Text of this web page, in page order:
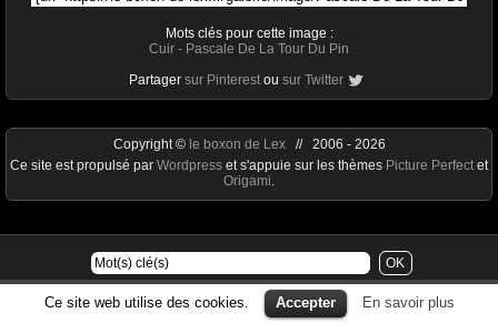
Mots clés pour cette image :
Cuir - Pascale De La Tour Du Pin
Partager sur Pinterest ou sur Twitter
Ce site web utilise des cookies. Accepter En savoir plus
Copyright © le boxon de Lex// 2006 - 2026
Ce site est propulsé par Wordpress et s'appuie sur les thèmes Picture Perfect et
Origami.